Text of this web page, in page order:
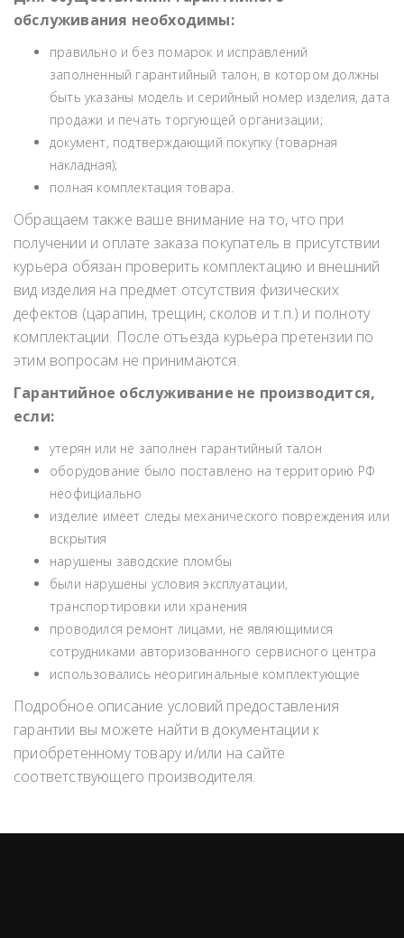
обслуживания необходимы:
правильно и без помарок и исправлений
заполненный гарантийный талон, в котором должны
быть указаны модель и серийный номер изделия, дата
продажи и печать торгующей организации;
документ, подтверждающий покупку (товарная
накладная);
полная комплектация товара.
Обращаем также ваше внимание на то, что при
получении и оплате заказа покупатель в присутствии
курьера обязан проверить комплектацию и внешний
вид изделия на предмет отсутствия физических
дефектов (царапин, трещин, сколов и т.п.) и полноту
комплектации. После отъезда курьера претензии по
этим вопросам не принимаются.
Гарантийное обслуживание не производится,
если:
утерян или не заполнен гарантийный талон
оборудование было поставлено на территорию РФ
неофициально
изделие имеет следы механического повреждения или
вскрытия
нарушены заводские пломбы
были нарушены условия эксплуатации,
транспортировки или хранения
проводился ремонт лицами, не являющимися
сотрудниками авторизованного сервисного центра
использовались неоригинальные комплектующие
Подробное описание условий предоставления
гарантии вы можете найти в документации к
приобретенному товару и/или на сайте
соответствующего производителя.